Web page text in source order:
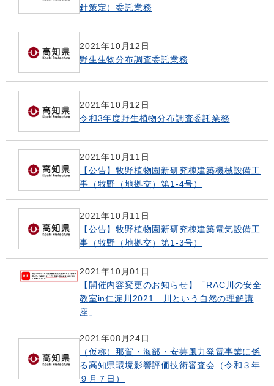
針策定）委託業務
2021年10月12日
野生生物分布調査委託業務
2021年10月12日
令和3年度野生植物分布調査委託業務
2021年10月11日
【公告】牧野植物園新研究棟建築機械設備工
事（牧野（地拠交）第1-4号）
2021年10月11日
【公告】牧野植物園新研究棟建築電気設備工
事（牧野（地拠交）第1-3号）
2021年10月01日
【開催内容変更のお知らせ】「RAC川の安全
教室in仁淀川2021 川という自然の理解講
座」
2021年08月24日
（仮称）那賀・海部・安芸風力発電事業に係
る高知県環境影響評価技術審査会（令和３年
９月７日）